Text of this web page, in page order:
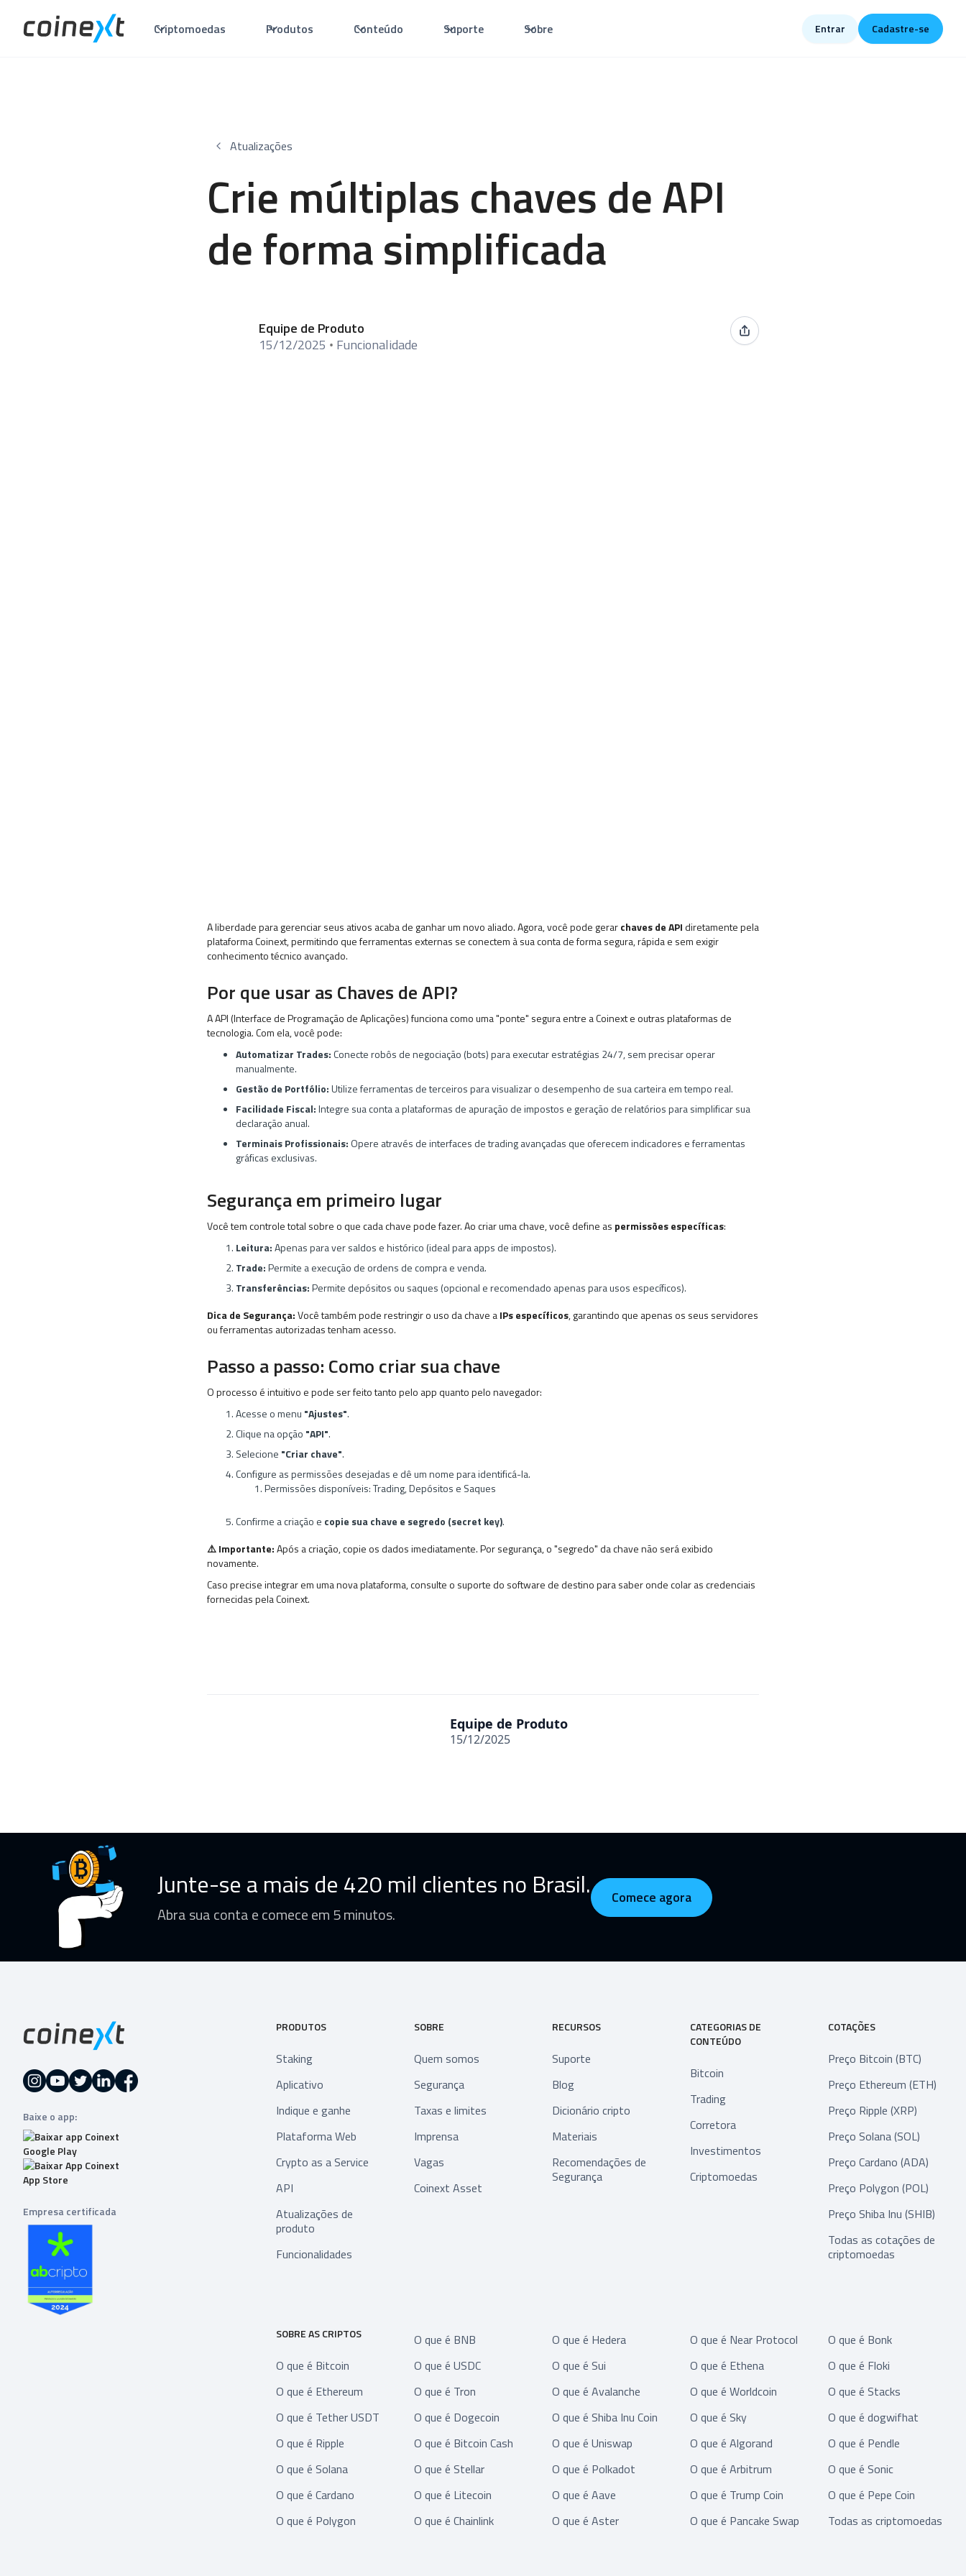
Criptomoedas Produtos Conteúdo Suporte Sobre Entrar Cadastre-se
Atualizações
Crie múltiplas chaves de API
de forma simplificada
Equipe de Produto
15/12/2025 • Funcionalidade
A liberdade para gerenciar seus ativos acaba de ganhar um novo aliado. Agora, você pode gerarchaves de APIdiretamente pela
plataforma Coinext, permitindo que ferramentas externas se conectem à sua conta de forma segura, rápida e sem exigir
conhecimento técnico avançado.
Por que usar as Chaves de API?
A API (Interface de Programação de Aplicações) funciona como uma "ponte" segura entre a Coinext e outras plataformas de
tecnologia. Com ela, você pode:
Automatizar Trades: Conecte robôs de negociação (bots) para executar estratégias 24/7, sem precisar operar
manualmente.
Gestão de Portfólio:Utilize ferramentas de terceiros para visualizar o desempenho de sua carteira em tempo real.
Facilidade Fiscal:Integre sua conta a plataformas de apuração de impostos e geração de relatórios para simplificar sua
declaração anual.
Terminais Profissionais: Opere através de interfaces de trading avançadas que oferecem indicadores e ferramentas
gráficas exclusivas.
Segurança em primeiro lugar
Você tem controle total sobre o que cada chave pode fazer. Ao criar uma chave, você define as permissões específicas:
Leitura:Apenas para ver saldos e histórico (ideal para apps de impostos).
Trade:Permite a execução de ordens de compra e venda.
Transferências:Permite depósitos ou saques (opcional e recomendado apenas para usos específicos).
Dica de Segurança:Você também pode restringir o uso da chave aIPs específicos, garantindo que apenas os seus servidores
ou ferramentas autorizadas tenham acesso.
Passo a passo: Como criar sua chave
O processo é intuitivo e pode ser feito tanto pelo app quanto pelo navegador:
Acesse o menu "Ajustes".
Clique na opção "API".
Selecione "Criar chave".
Configure as permissões desejadas e dê um nome para identificá-la.
Permissões disponíveis: Trading, Depósitos e Saques
Confirme a criação e copie sua chave e segredo (secret key).
⚠️ Importante:Após a criação, copie os dados imediatamente. Por segurança, o "segredo" da chave não será exibido
novamente.
Caso precise integrar em uma nova plataforma, consulte o suporte do software de destino para saber onde colar as credenciais
fornecidas pela Coinext.
Equipe de Produto
15/12/2025
Junte-se a mais de 420 mil clientes no Brasil.
Abra sua conta e comece em 5 minutos.
Comece agora
Baixe o app:
Empresa certificada
PRODUTOS
Staking
Aplicativo
Indique e ganhe
Plataforma Web
Crypto as a Service
API
Atualizações de
produto
Funcionalidades
SOBRE
Quem somos
Segurança
Taxas e limites
Imprensa
Vagas
Coinext Asset
RECURSOS
Suporte
Blog
Dicionário cripto
Materiais
Recomendações de
Segurança
CATEGORIAS DE
CONTEÚDO
Bitcoin
Trading
Corretora
Investimentos
Criptomoedas
COTAÇÕES
Preço Bitcoin (BTC)
Preço Ethereum (ETH)
Preço Ripple (XRP)
Preço Solana (SOL)
Preço Cardano (ADA)
Preço Polygon (POL)
Preço Shiba Inu (SHIB)
Todas as cotações de
criptomoedas
SOBRE AS CRIPTOS
O que é Bitcoin
O que é Ethereum
O que é Tether USDT
O que é Ripple
O que é Solana
O que é Cardano
O que é Polygon
O que é BNB
O que é USDC
O que é Tron
O que é Dogecoin
O que é Bitcoin Cash
O que é Stellar
O que é Litecoin
O que é Chainlink
O que é Hedera
O que é Sui
O que é Avalanche
O que é Shiba Inu Coin
O que é Uniswap
O que é Polkadot
O que é Aave
O que é Aster
O que é Near Protocol
O que é Ethena
O que é Worldcoin
O que é Sky
O que é Algorand
O que é Arbitrum
O que é Trump Coin
O que é Pancake Swap
O que é Bonk
O que é Floki
O que é Stacks
O que é dogwifhat
O que é Pendle
O que é Sonic
O que é Pepe Coin
Todas as criptomoedas